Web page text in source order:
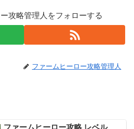
攻略管理人をフォローする
ファームヒーロー攻略管理人
ファームヒーロー攻略 レベル